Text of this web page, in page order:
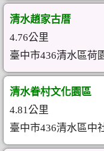
清水趙家古厝
4.76公里
臺中市436清水區荷
清水眷村文化園區
4.81公里
臺中市436清水區中